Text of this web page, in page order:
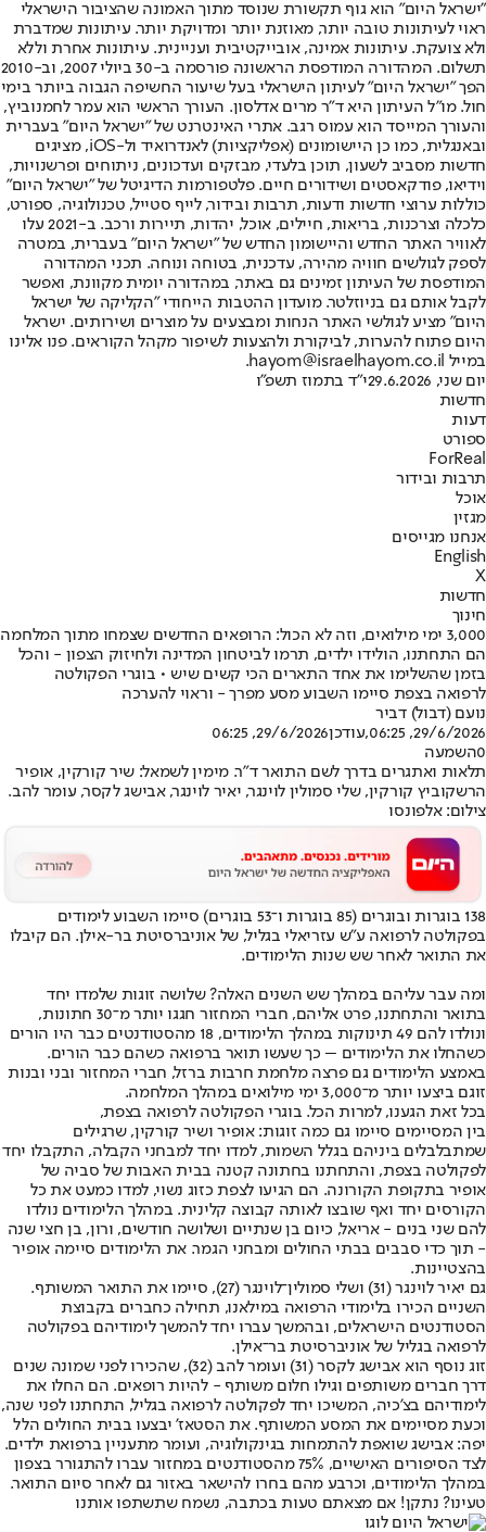
"ישראל היום" הוא גוף תקשורת שנוסד מתוך האמונה שהציבור הישראלי
ראוי לעיתונות טובה יותר, מאוזנת יותר ומדויקת יותר. עיתונות שמדברת
ולא צועקת. עיתונות אמינה, אובייקטיבית ועניינית. עיתונות אחרת וללא
תשלום. המהדורה המודפסת הראשונה פורסמה ב-30 ביולי 2007, וב-2010
הפך "ישראל היום" לעיתון הישראלי בעל שיעור החשיפה הגבוה ביותר בימי
חול. מו"ל העיתון היא ד"ר מרים אדלסון. העורך הראשי הוא עמר לחמנוביץ,
והעורך המייסד הוא עמוס רגב. אתרי האינטרנט של "ישראל היום" בעברית
ובאנגלית, כמו כן היישומונים (אפליקציות) לאנדרואיד ול-iOS, מציגים
חדשות מסביב לשעון, תוכן בלעדי, מבזקים ועדכונים, ניתוחים ופרשנויות,
וידיאו, פודקאסטים ושידורים חיים. פלטפורמות הדיגיטל של "ישראל היום"
כוללות ערוצי חדשות ודעות, תרבות ובידור, לייף סטייל, טכנולוגיה, ספורט,
כלכלה וצרכנות, בריאות, חיילים, אוכל, יהדות, תיירות ורכב. ב-2021 עלו
לאוויר האתר החדש והיישומון החדש של "ישראל היום" בעברית, במטרה
לספק לגולשים חוויה מהירה, עדכנית, בטוחה ונוחה. תכני המהדורה
המודפסת של העיתון זמינים גם באתר, במהדורה יומית מקוונת, ואפשר
לקבל אותם גם בניוזלטר. מועדון ההטבות הייחודי "הקליקה של ישראל
היום" מציע לגולשי האתר הנחות ומבצעים על מוצרים ושירותים. ישראל
היום פתוח להערות, לביקורת ולהצעות לשיפור מקהל הקוראים. פנו אלינו
במייל hayom@israelhayom.co.il.
יום שני, 29.6.2026
י"ד בתמוז תשפ"ו
חדשות
דעות
ספורט
ForReal
תרבות ובידור
אוכל
מגזין
אנחנו מגייסים
English
X
חדשות
חינוך
3,000 ימי מילואים, וזה לא הכול: הרופאים החדשים שצמחו מתוך המלחמה
הם התחתנו, הולידו ילדים, תרמו לביטחון המדינה ולחיזוק הצפון - והכל
בזמן שהשלימו את אחד התארים הכי קשים שיש • בוגרי הפקולטה
לרפואה בצפת סיימו השבוע מסע מפרך - וראוי להערכה
נועם (דבול) דביר
29/6/2026, 06:25
,עודכן29/6/2026, 06:25
0השמעה
תלאות ואתגרים בדרך לשם התואר ד"ר. מימין לשמאל: שיר קורקין, אופיר
הרשקוביץ קורקין, שלי סמולין לוינגר, יאיר לוינגר, אבישג לקסר, עומר להב.
צילום: אלפונסו
138 בוגרות ובוגרים (85 בוגרות ו־53 בוגרים) סיימו השבוע לימודים
בפקולטה לרפואה ע"ש עזריאלי בגליל, של אוניברסיטת בר-אילן. הם קיבלו
את התואר לאחר שש שנות הלימודים.
ומה עבר עליהם במהלך שש השנים האלה? שלושה זוגות שלמדו יחד
בתואר והתחתנו, פרט אליהם, חברי המחזור חגגו יותר מ־30 חתונות,
ונולדו להם 49 תינוקות במהלך הלימודים, 18 מהסטודנטים כבר היו הורים
כשהחלו את הלימודים – כך שעשו תואר ברפואה כשהם כבר הורים.
באמצע הלימודים גם פרצה מלחמת חרבות ברזל, חברי המחזור ובני ובנות
זוגם ביצעו יותר מ־3,000 ימי מילואים במהלך המלחמה.
בכל זאת הגענו, למרות הכל. בוגרי הפקולטה לרפואה בצפת,
בין המסיימים סיימו גם כמה זוגות: אופיר ושיר קורקין, שרגילים
שמתבלבלים ביניהם בגלל השמות, למדו יחד למבחני הקבלה, התקבלו יחד
לפקולטה בצפת, והתחתנו בחתונה קטנה בבית האבות של סביה של
אופיר בתקופת הקורונה. הם הגיעו לצפת כזוג נשוי, למדו כמעט את כל
הקורסים יחד ואף שובצו לאותה קבוצה קלינית. במהלך הלימודים נולדו
להם שני בנים - אריאל, כיום בן שנתיים ושלושה חודשים, ורון, בן חצי שנה
- תוך כדי סבבים בבתי החולים ומבחני הגמר. את הלימודים סיימה אופיר
בהצטיינות.
גם יאיר לוינגר (31) ושלי סמולין־לוינגר (27), סיימו את התואר המשותף.
השניים הכירו בלימודי הרפואה במילאנו, תחילה כחברים בקבוצת
הסטודנטים הישראלים, ובהמשך עברו יחד להמשך לימודיהם בפקולטה
לרפואה בגליל של אוניברסיטת בר־אילן.
זוג נוסף הוא אבישג לקסר (31) ועומר להב (32), שהכירו לפני שמונה שנים
דרך חברים משותפים וגילו חלום משותף - להיות רופאים. הם החלו את
לימודיהם בצ'כיה, המשיכו יחד לפקולטה לרפואה בגליל, התחתנו לפני שנה,
וכעת מסיימים את המסע המשותף. את הסטאז' יבצעו בבית החולים הלל
יפה: אבישג שואפת להתמחות בגינקולוגיה, ועומר מתעניין ברפואת ילדים.
לצד הסיפורים האישיים, 75% מהסטודנטים במחזור עברו להתגורר בצפון
במהלך הלימודים, וכרבע מהם בחרו להישאר באזור גם לאחר סיום התואר.
טעינו? נתקן! אם מצאתם טעות בכתבה, נשמח שתשתפו אותנו